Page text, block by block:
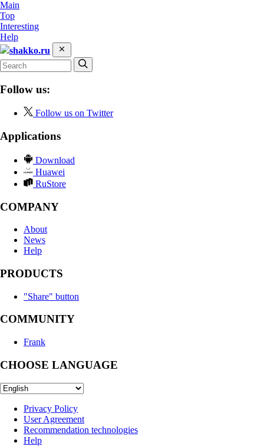
Main
Top
Interesting
Help
shakko.ru
Follow us:
Follow us on Twitter
Applications
Download
Huawei
RuStore
COMPANY
About
News
Help
PRODUCTS
"Share" button
COMMUNITY
Frank
CHOOSE LANGUAGE
Privacy Policy
User Agreement
Recommendation technologies
Help